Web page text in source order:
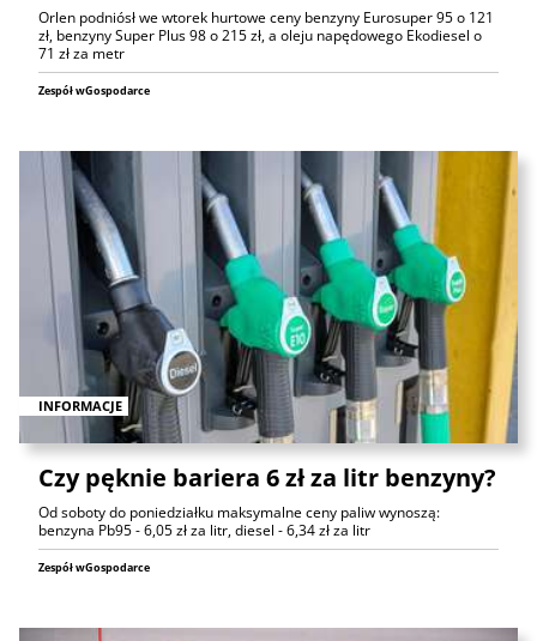
Orlen podniósł we wtorek hurtowe ceny benzyny Eurosuper 95 o 121
zł, benzyny Super Plus 98 o 215 zł, a oleju napędowego Ekodiesel o
71 zł za metr
Zespół wGospodarce
INFORMACJE
Czy pęknie bariera 6 zł za litr benzyny?
Od soboty do poniedziałku maksymalne ceny paliw wynoszą:
benzyna Pb95 - 6,05 zł za litr, diesel - 6,34 zł za litr
Zespół wGospodarce